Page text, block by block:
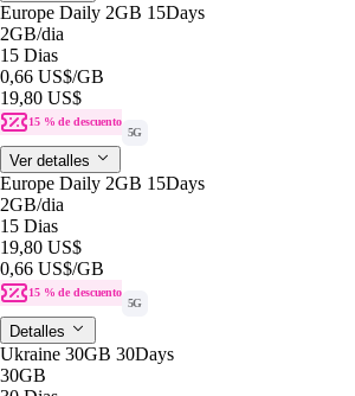
Europe Daily 2GB 15Days
2GB/dia
15 Dias
0,66 US$/GB
19,80 US$
15 % de descuento
5G
Ver detalles
Europe Daily 2GB 15Days
2GB/dia
15 Dias
19,80 US$
0,66 US$/GB
15 % de descuento
5G
Detalles
Ukraine 30GB 30Days
30GB